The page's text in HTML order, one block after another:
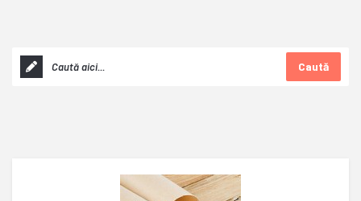
Caută